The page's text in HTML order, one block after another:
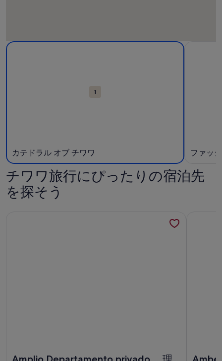
観
た
地
図
1
カテドラル オブ チワワ
カテドラル オブ チワワの詳細。新しいウィンドウで開く。
ファッ
ファッシ
チワワ旅行にぴったりの宿泊先
を探そう